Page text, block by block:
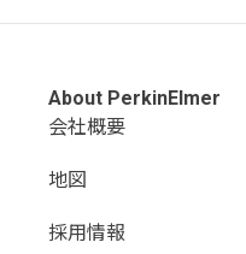
About PerkinElmer
会社概要
地図
採用情報